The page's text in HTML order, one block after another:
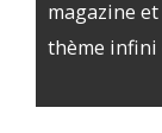
magazine
thème infini